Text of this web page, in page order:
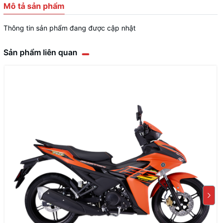
Mô tả sản phẩm
Thông tin sản phẩm đang được cập nhật
Sản phẩm liên quan